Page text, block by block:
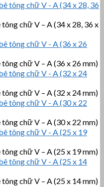
chữ V – A (34 x 28, 36 x
chữ V – A (36 x 26 mm)
chữ V – A (32 x 24 mm)
chữ V – A (30 x 22 mm)
chữ V – A (25 x 19 mm)
chữ V – A (25 x 14 mm)